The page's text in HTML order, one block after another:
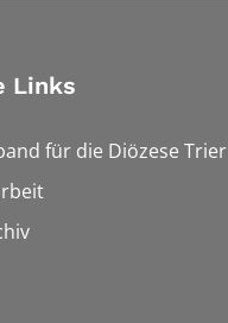
Links
für die Diözese Trier